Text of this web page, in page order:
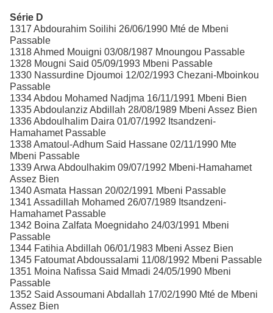
Série D
1317 Abdourahim Soilihi 26/06/1990 Mté de Mbeni
Passable
1318 Ahmed Mouigni 03/08/1987 Mnoungou Passable
1328 Mougni Said 05/09/1993 Mbeni Passable
1330 Nassurdine Djoumoi 12/02/1993 Chezani-Mboinkou
Passable
1334 Abdou Mohamed Nadjma 16/11/1991 Mbeni Bien
1335 Abdoulanziz Abdillah 28/08/1989 Mbeni Assez Bien
1336 Abdoulhalim Daira 01/07/1992 Itsandzeni-
Hamahamet Passable
1338 Amatoul-Adhum Said Hassane 02/11/1990 Mte
Mbeni Passable
1339 Arwa Abdoulhakim 09/07/1992 Mbeni-Hamahamet
Assez Bien
1340 Asmata Hassan 20/02/1991 Mbeni Passable
1341 Assadillah Mohamed 26/07/1989 Itsandzeni-
Hamahamet Passable
1342 Boina Zalfata Moegnidaho 24/03/1991 Mbeni
Passable
1344 Fatihia Abdillah 06/01/1983 Mbeni Assez Bien
1345 Fatoumat Abdoussalami 11/08/1992 Mbeni Passable
1351 Moina Nafissa Said Mmadi 24/05/1990 Mbeni
Passable
1352 Said Assoumani Abdallah 17/02/1990 Mté de Mbeni
Assez Bien